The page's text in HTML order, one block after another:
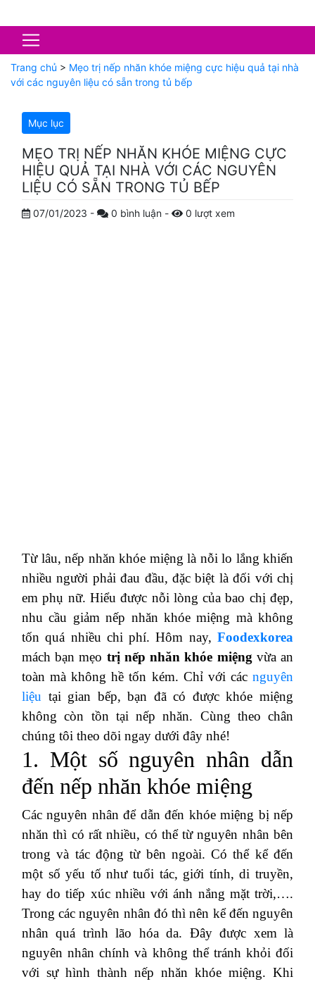
Trang chủ > Mẹo trị nếp nhăn khóe miệng cực hiệu quả tại nhà
với các nguyên liệu có sẵn trong tủ bếp
Mục lục
MẸO TRỊ NẾP NHĂN KHÓE MIỆNG CỰC
HIỆU QUẢ TẠI NHÀ VỚI CÁC NGUYÊN
LIỆU CÓ SẴN TRONG TỦ BẾP
07/01/2023 - 0 bình luận - 0 lượt xem
Từ lâu, nếp nhăn khóe miệng là nỗi lo lắng khiến
nhiều người phải đau đầu, đặc biệt là đối với chị
em phụ nữ. Hiểu được nỗi lòng của bao chị đẹp,
nhu cầu giảm nếp nhăn khóe miệng mà không
tốn quá nhiều chi phí. Hôm nay, Foodexkorea
mách bạn mẹo trị nếp nhăn khóe miệng vừa an
toàn mà không hề tốn kém. Chỉ với các nguyên
liệu tại gian bếp, bạn đã có được khóe miệng
không còn tồn tại nếp nhăn. Cùng theo chân
chúng tôi theo dõi ngay dưới đây nhé!
1. Một số nguyên nhân dẫn
đến nếp nhăn khóe miệng
Các nguyên nhân để dẫn đến khóe miệng bị nếp
nhăn thì có rất nhiều, có thể từ nguyên nhân bên
trong và tác động từ bên ngoài. Có thể kể đến
một số yếu tố như tuổi tác, giới tính, di truyền,
hay do tiếp xúc nhiều với ánh nắng mặt trời,….
Trong các nguyên nhân đó thì nên kể đến nguyên
nhân quá trình lão hóa da. Đây được xem là
nguyên nhân chính và không thể tránh khỏi đối
với sự hình thành nếp nhăn khóe miệng. Khi